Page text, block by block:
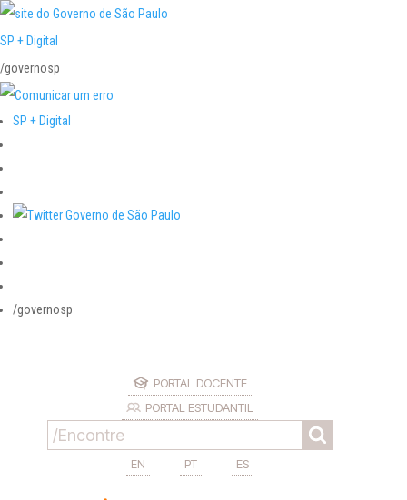
SP + Digital
/governosp
SP + Digital
/governosp
PORTAL DOCENTE
PORTAL ESTUDANTIL
EN PT ES